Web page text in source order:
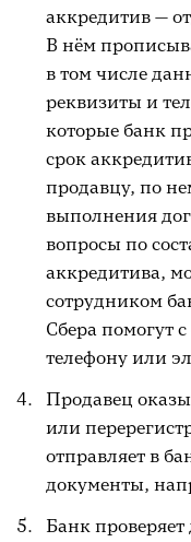
аккредитив —
В нём
в том числе
реквизиты и
которые банк
срок
продавцу, по
выполнения
вопросы по
аккредитива,
сотрудником
Сбера помогут
телефону или
Продавец
или
отправляет в
документы,
Банк